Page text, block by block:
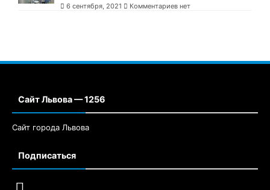
6 сентября, 2021 Комментариев нет
Сайт Львова — 1256
Сайт города Львова
Подписаться